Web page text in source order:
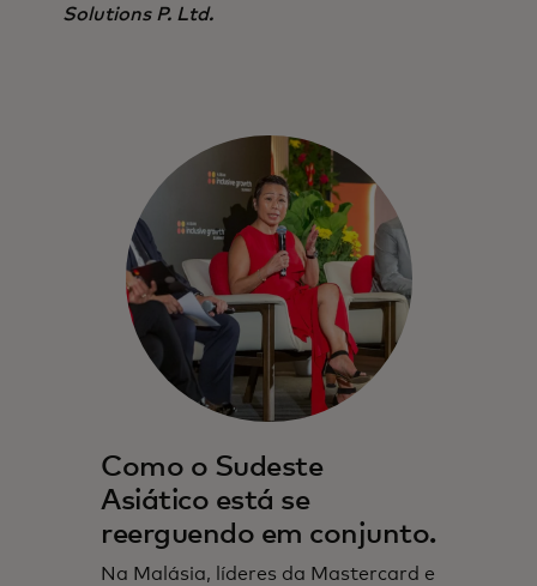
Solutions P. Ltd.
Como o Sudeste
Asiático está se
reerguendo em conjunto.
Na Malásia, líderes da Mastercard e